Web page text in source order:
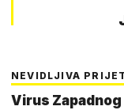
NEVIDLJIVA
Virus Zapadnog